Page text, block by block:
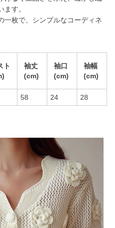
す。
一枚で、シンプルなコーディネ
ト
袖丈
(cm)
袖口
(cm)
袖幅
(cm)
58 24 28